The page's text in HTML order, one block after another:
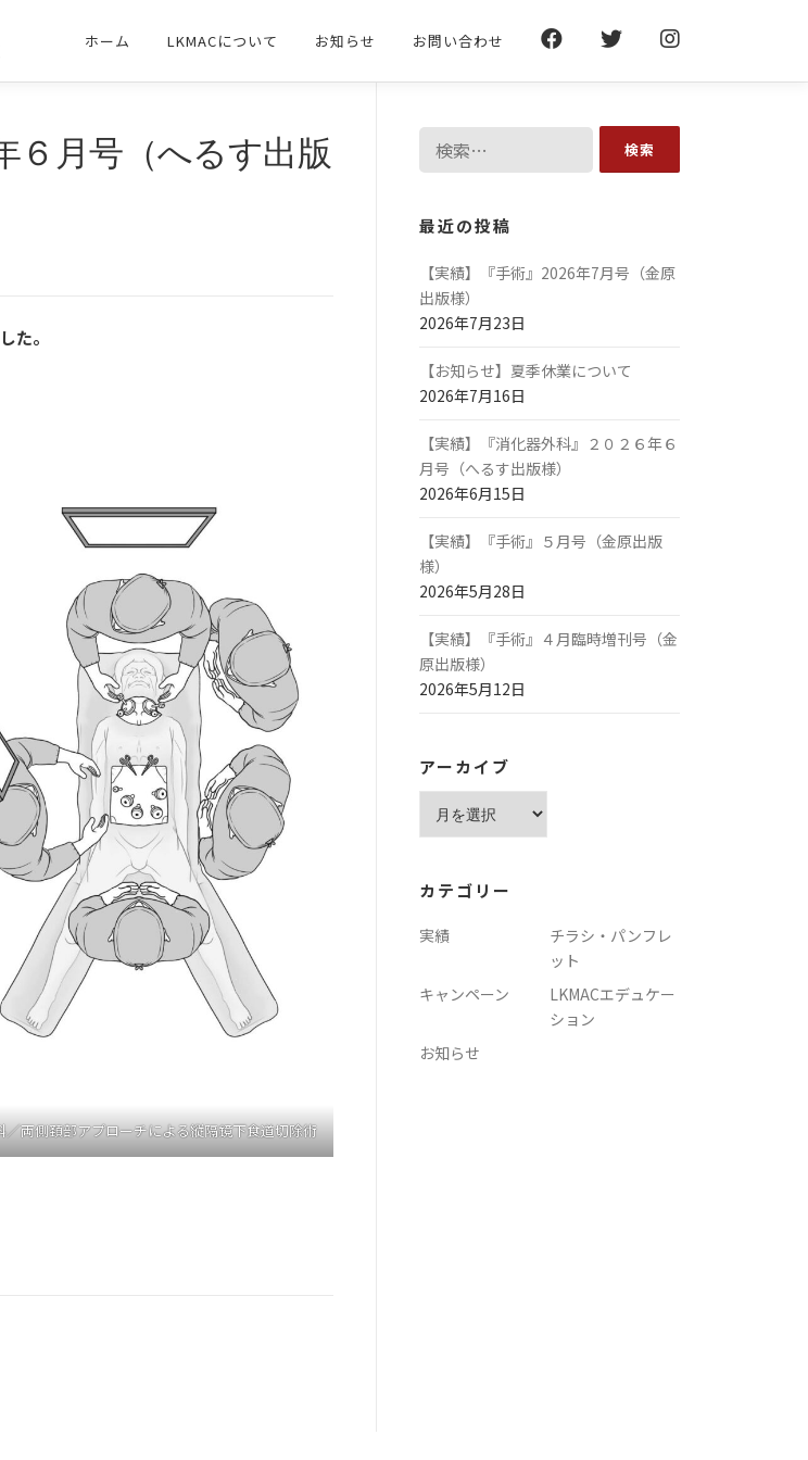
ホーム LKMACについて お知らせ お問い合わせ
６月号（へるす出版
た。
／両側頚部アプローチによる縦隔鏡下食道切除術
索:
最近の投稿
【実績】『手術』2026年7月号（金原
出版様）
2026年7月23日
【お知らせ】夏季休業について
2026年7月16日
【実績】『消化器外科』２０２６年６
月号（へるす出版様）
2026年6月15日
【実績】『手術』５月号（金原出版
様）
2026年5月28日
【実績】『手術』４月臨時増刊号（金
原出版様）
2026年5月12日
アーカイブ
ブ
カテゴリー
実績
チラシ・パンフレ
ット
キャンペーン
LKMACエデュケー
ション
お知らせ